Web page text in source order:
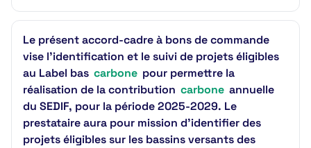
Le présent accord-cadre à bons de commande
vise l’identification et le suivi de projets éligibles
au Label bas carbone pour permettre la
réalisation de la contribution carbone annuelle
du SEDIF, pour la période 2025-2029. Le
prestataire aura pour mission d’identifier des
projets éligibles sur les bassins versants des